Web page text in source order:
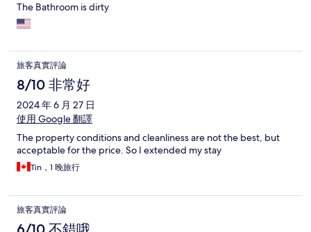
The Bathroom is dirty
旅客真實評論
8/10 非常好
2024 年 6 月 27 日
使用 Google 翻譯
The property conditions and cleanliness are not the best, but
acceptable for the price. So I extended my stay
Tin，1 晚旅行
旅客真實評論